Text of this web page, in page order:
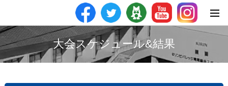
大会スケジュール&結果